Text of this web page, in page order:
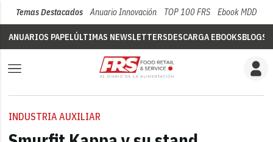
Temas Destacados Anuario Innovación TOP 100 FRS Ebook MDD
ANUARIOS PAPELÚLTIMAS NEWSLETTERSDESCARGA EBOOKSBLOGS
INDUSTRIA AUXILIAR